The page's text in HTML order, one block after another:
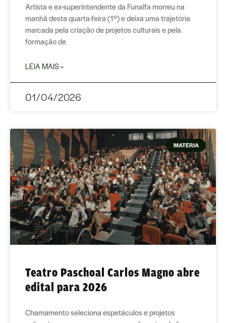
Artista e ex-superintendente da Funalfa morreu na
manhã desta quarta-feira (1º) e deixa uma trajetória
marcada pela criação de projetos culturais e pela
formação de
LEIA MAIS »
01/04/2026
MATÉRIA
Teatro Paschoal Carlos Magno abre
edital para 2026
Chamamento seleciona espetáculos e projetos